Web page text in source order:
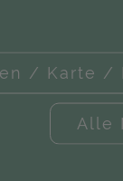
/ Karte /
Alle